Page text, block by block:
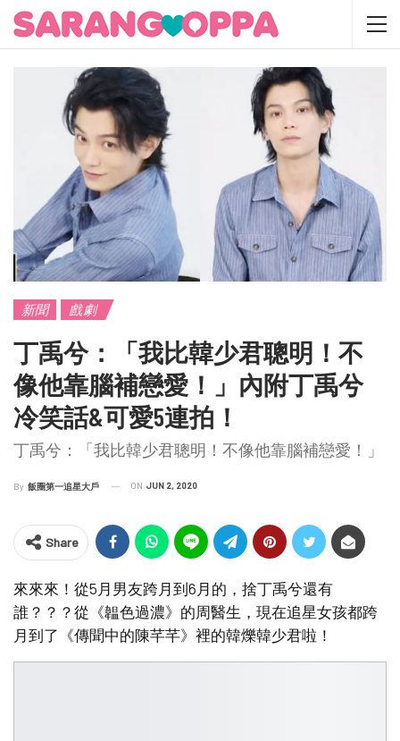
新聞 戲劇
丁禹兮：「我比韓少君聰明！不
像他靠腦補戀愛！」內附丁禹兮
冷笑話&可愛5連拍！
丁禹兮：「我比韓少君聰明！不像他靠腦補戀愛！」
By 飯圈第一追星大戶 ON JUN 2, 2020
Share
來來來！從5月男友跨月到6月的，捨丁禹兮還有
誰？？？從《韞色過濃》的周醫生，現在追星女孩都跨
月到了《傳聞中的陳芊芊》裡的韓爍韓少君啦！